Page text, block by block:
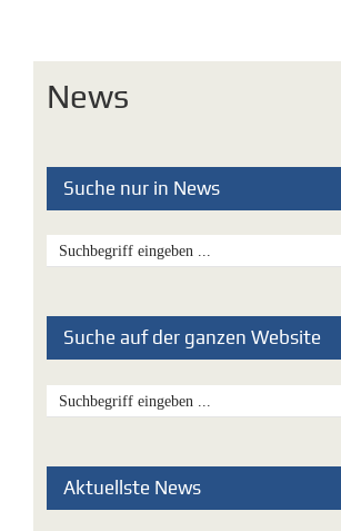
News
Suche nur in News
Suche auf der ganzen Website
Aktuellste News